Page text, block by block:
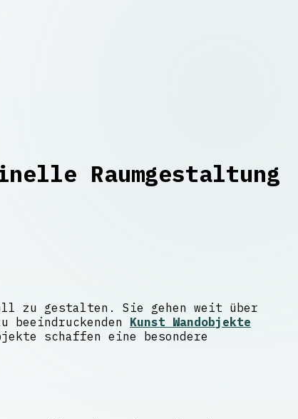
Raumgestaltung
zu gestalten. Sie gehen weit über
beeindruckenden Kunst Wandobjekte
schaffen eine besondere